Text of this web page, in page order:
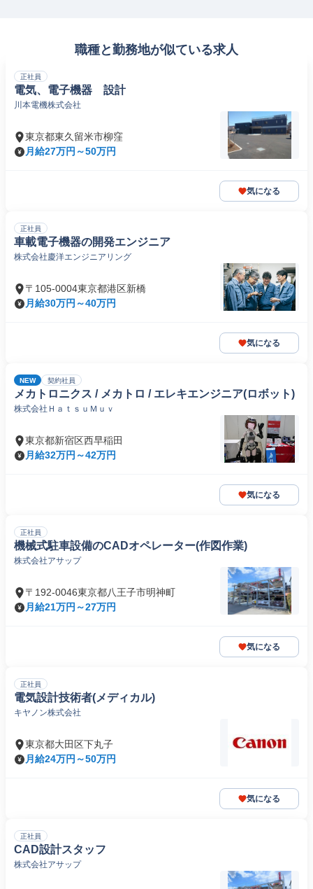
職種と勤務地が似ている求人
正社員
電気、電子機器 設計
川本電機株式会社
東京都東久留米市柳窪
月給27万円～50万円
気になる
正社員
車載電子機器の開発エンジニア
株式会社慶洋エンジニアリング
〒105-0004東京都港区新橋
月給30万円～40万円
気になる
NEW 契約社員
メカトロニクス / メカトロ / エレキエンジニア(ロボット)
株式会社ＨａｔｓｕＭｕｖ
東京都新宿区西早稲田
月給32万円～42万円
気になる
正社員
機械式駐車設備のCADオペレーター(作図作業)
株式会社アサップ
〒192-0046東京都八王子市明神町
月給21万円～27万円
気になる
正社員
電気設計技術者(メディカル)
キヤノン株式会社
東京都大田区下丸子
月給24万円～50万円
気になる
正社員
CAD設計スタッフ
株式会社アサップ